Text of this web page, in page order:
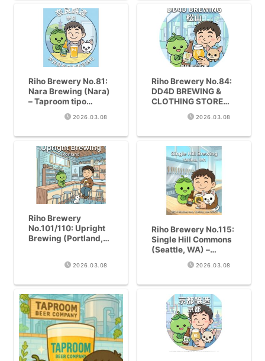
Riho Brewery No.81:
Nara Brewing (Nara)
– Taproom tipo
almacen con Hazy
IPA premiada2026.03.08
Riho Brewery No.84:
DD4D BREWING &
CLOTHING STORE
(Ehime, Matsuyama)
– Jalapeno IPA e
2026.03.08
Riho Brewery
No.101/110: Upright
Brewing (Portland,
2026.03.08
Riho Brewery No.115:
Single Hill Commons
(Seattle, WA) –
Lagers limpias
desde Yakima2026.03.08